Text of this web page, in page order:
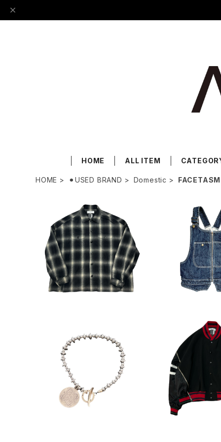
HOME ALL ITEM
HOME ⚫︎USED BRAND Domestic FACETASM
FACETASM 21AW Zipper
Detail Checkshirts
¥24,200
SOLD OUT
FACETASM ファ
9SSデニム
SOLD
FACETASM x MIKIA ヘマ
タイトブレスレット
¥22,000
FACETASM ZIPPER STUD
IUM